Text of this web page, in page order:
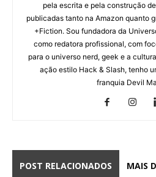
pela escrita e pela construção
publicadas tanto na Amazon quanto
+Fiction. Sou fundadora da
como redatora profissional, com
para o universo nerd, geek e a
ação estilo Hack & Slash, tenho
franquia Devil
POST RELACIONADOS MAIS